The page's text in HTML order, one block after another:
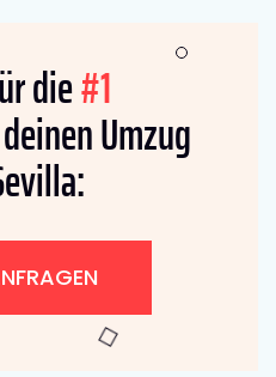
die#1
Umzug